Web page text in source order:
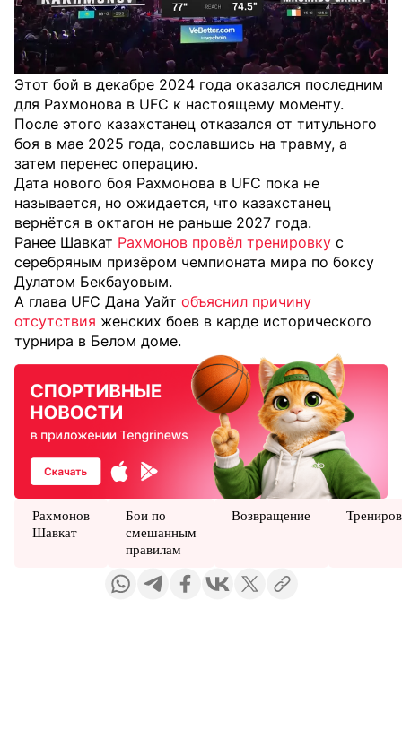
Этот бой в декабре 2024 года оказался последним
для Рахмонова в UFC к настоящему моменту.
После этого казахстанец отказался от титульного
боя в мае 2025 года, сославшись на травму, а
затем перенес операцию.
Дата нового боя Рахмонова в UFC пока не
называется, но ожидается, что казахстанец
вернётся в октагон не раньше 2027 года.
Ранее Шавкат Рахмонов провёл тренировку с
серебряным призёром чемпионата мира по боксу
Дулатом Бекбауовым.
А глава UFC Дана Уайт объяснил причину
отсутствия женских боев в карде исторического
турнира в Белом доме.
Рахмонов
Шавкат
Бои по
смешанным
правилам
Возвращение